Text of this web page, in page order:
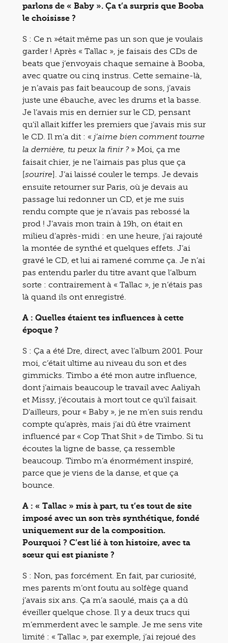
parlons de « Baby ». Ça t’a surpris que Booba
le choisisse ?
S : Ce n »était même pas un son que je voulais
garder ! Après « Tallac », je faisais des CDs de
beats que j’envoyais chaque semaine à Booba,
avec quatre ou cinq instrus. Cette semaine-là,
je n’avais pas fait beaucoup de sons, j’avais
juste une ébauche, avec les drums et la basse.
Je l’avais mis en dernier sur le CD, pensant
qu’il allait kiffer les premiers que j’avais mis sur
le CD. Il m’a dit : « j’aime bien comment tourne
la dernière, tu peux la finir ?» Moi, ça me
faisait chier, je ne l’aimais pas plus que ça
[sourire]. J’ai laissé couler le temps. Je devais
ensuite retourner sur Paris, où je devais au
passage lui redonner un CD, et je me suis
rendu compte que je n’avais pas rebossé la
prod ! J’avais mon train à 19h, on était en
milieu d’après-midi : en une heure, j’ai rajouté
la montée de synthé et quelques effets. J’ai
gravé le CD, et lui ai ramené comme ça. Je n’ai
pas entendu parler du titre avant que l’album
sorte : contrairement à « Tallac », je n’étais pas
là quand ils ont enregistré.
A : Quelles étaient tes influences à cette
époque ?
S : Ça a été Dre, direct, avec l’album 2001. Pour
moi, c’était ultime au niveau du son et des
gimmicks. Timbo a été mon autre influence,
dont j’aimais beaucoup le travail avec Aaliyah
et Missy, j’écoutais à mort tout ce qu’il faisait.
D’ailleurs, pour « Baby », je ne m’en suis rendu
compte qu’après, mais j’ai dû être vraiment
influencé par « Cop That Shit » de Timbo. Si tu
écoutes la ligne de basse, ça ressemble
beaucoup. Timbo m’a énormément inspiré,
parce que je viens de la danse, et que ça
bounce.
A : « Tallac » mis à part, tu t’es tout de site
imposé avec un son très synthétique, fondé
uniquement sur de la composition.
Pourquoi ? C’est lié à ton histoire, avec ta
sœur qui est pianiste ?
S : Non, pas forcément. En fait, par curiosité,
mes parents m’ont foutu au solfège quand
j’avais six ans. Ça m’a saoulé, mais ça a dû
éveiller quelque chose. Il y a deux trucs qui
m’emmerdent avec le sample. Je me sens vite
limité : « Tallac », par exemple, j’ai rejoué des